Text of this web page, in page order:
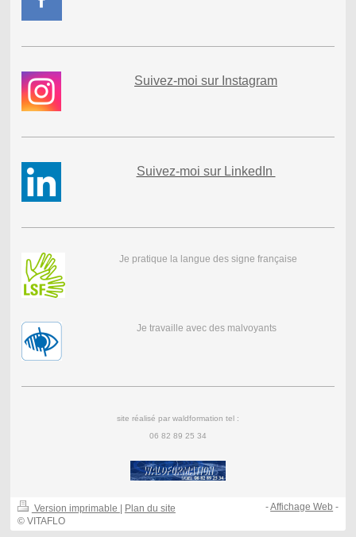
Suivez-moi sur I nstagram
Suivez-moi sur LinkedIn
Je pratique la langue des signe française
Je travaille avec des malvoyants
site réalisé par waldformation tel :
06 82 89 25 34
Version imprimable
Plan du site
© VITAFLO
-Affichage Web -